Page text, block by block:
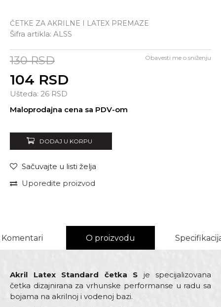
ČETKE ZA AKRILNE I LATEX PREMAZE
Šifra artikla: ALSS
130 RSD
104 RSD
Ušteda: 26 RSD
Maloprodajna cena sa PDV-om
Obavesti me o sniženju
DODAJ U KORPU
Sačuvajte u listi želja
Uporedite proizvod
Komentari O proizvodu
Akril Latex Standard četka S je specijalizovana
četka dizajnirana za vrhunske performanse u radu sa
bojama na akrilnoj i vodenoj bazi.